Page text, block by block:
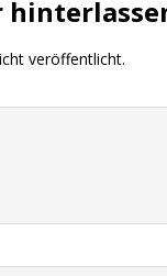
veröffentlicht.